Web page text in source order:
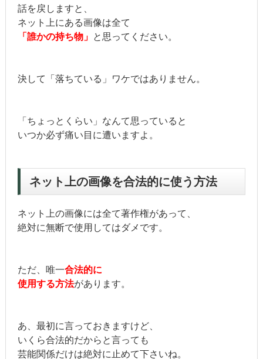
話を戻しますと、
ネット上にある画像は全て
「誰かの持ち物」 と思ってください。
決して「落ちている」ワケではありません。
「ちょっとくらい」なんて思っていると
いつか必ず痛い目に遭いますよ。
ネット上の画像を合法的に使う方法
ネット上の画像には全て著作権があって、
絶対に無断で使用してはダメです。
ただ、唯一合法的に
使用する方法があります。
あ、最初に言っておきますけど、
いくら合法的だからと言っても
芸能関係だけは絶対に止めて下さいね。